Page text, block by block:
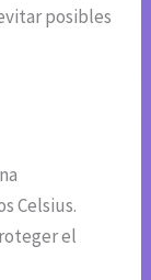
posibles
Celsius.
el